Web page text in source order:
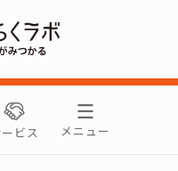
ビス メニュー